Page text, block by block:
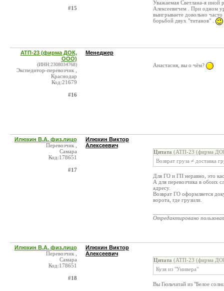
#15
Уважаемая Светлана-я иной
Алексеевичем . При одном
выигрываете довольно
борьбой двух "титанов" .
АТП-23 (фирма ДОК,
ООО)
(ИНН:2308034768)
Экспедитор-перевозчик ,
Краснодар
Код:21679
#16
Менеджер
Анастасия, вы о чём?
Илюхин В.А. физ.лицо
Перевозчик ,
Самара
Код:178651
#17
Илюхин Виктор
Алексеевич
Цитата (АТП-23 (фирма
Возврат груза ≠ доставка
Для ГО и ГП неравно, это
А для перевозчика в обоих
адресу.
Возврат ГО оформляется
ворота, где грузили.
Отредактировано
Илюхин В.А. физ.лицо
Перевозчик ,
Самара
Код:178651
#18
Илюхин Виктор
Алексеевич
Цитата (АТП-23 (фирма
Кузя из "Универа"
Вы Гюльчатай из "Белое